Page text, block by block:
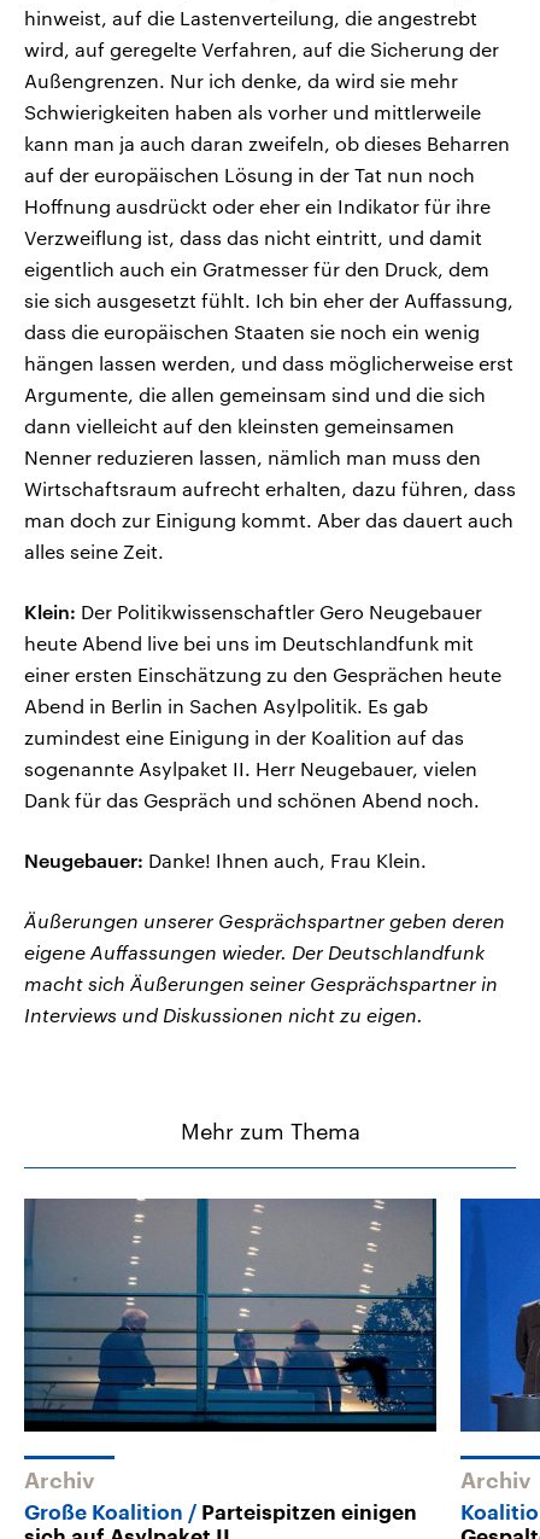
hinweist, auf die Lastenverteilung, die angestrebt
wird, auf geregelte Verfahren, auf die Sicherung der
Außengrenzen. Nur ich denke, da wird sie mehr
Schwierigkeiten haben als vorher und mittlerweile
kann man ja auch daran zweifeln, ob dieses Beharren
auf der europäischen Lösung in der Tat nun noch
Hoffnung ausdrückt oder eher ein Indikator für ihre
Verzweiflung ist, dass das nicht eintritt, und damit
eigentlich auch ein Gratmesser für den Druck, dem
sie sich ausgesetzt fühlt. Ich bin eher der Auffassung,
dass die europäischen Staaten sie noch ein wenig
hängen lassen werden, und dass möglicherweise erst
Argumente, die allen gemeinsam sind und die sich
dann vielleicht auf den kleinsten gemeinsamen
Nenner reduzieren lassen, nämlich man muss den
Wirtschaftsraum aufrecht erhalten, dazu führen, dass
man doch zur Einigung kommt. Aber das dauert auch
alles seine Zeit.
Klein: Der Politikwissenschaftler Gero Neugebauer
heute Abend live bei uns im Deutschlandfunk mit
einer ersten Einschätzung zu den Gesprächen heute
Abend in Berlin in Sachen Asylpolitik. Es gab
zumindest eine Einigung in der Koalition auf das
sogenannte Asylpaket II. Herr Neugebauer, vielen
Dank für das Gespräch und schönen Abend noch.
Neugebauer: Danke! Ihnen auch, Frau Klein.
Äußerungen unserer Gesprächspartner geben deren
eigene Auffassungen wieder. Der Deutschlandfunk
macht sich Äußerungen seiner Gesprächspartner in
Interviews und Diskussionen nicht zu eigen.
Mehr zum Thema
Archiv
Große Koalition
Parteispitzen einigen
Archiv